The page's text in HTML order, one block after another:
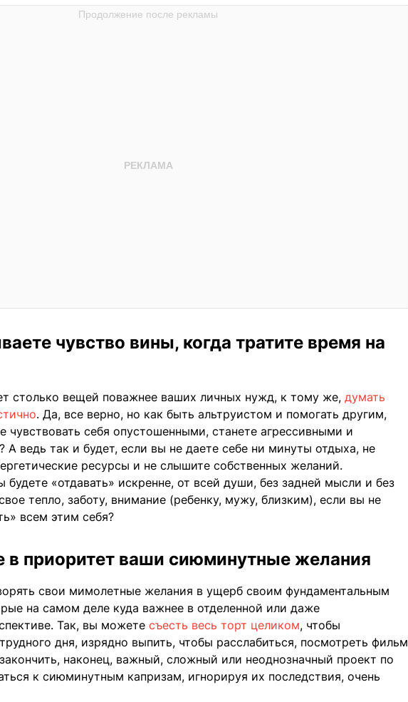
чувство вины, когда тратите время на
столько вещей поважнее ваших личных нужд, к тому же, думать
. Да, все верно, но как быть альтруистом и помогать другим,
чувствовать себя опустошенными, станете агрессивными и
А ведь так и будет, если вы не даете себе ни минуты отдыха, не
ресурсы и не слышите собственных желаний.
будете «отдавать» искренне, от всей души, без задней мысли и без
тепло, заботу, внимание (ребенку, мужу, близким), если вы не
всем этим себя?
в приоритет ваши сиюминутные желания
свои мимолетные желания в ущерб своим фундаментальным
на самом деле куда важнее в отделенной или даже
Так, вы можете съесть весь торт целиком, чтобы
дня, изрядно выпить, чтобы расслабиться, посмотреть фильм
наконец, важный, сложный или неоднозначный проект по
к сиюминутным капризам, игнорируя их последствия, очень